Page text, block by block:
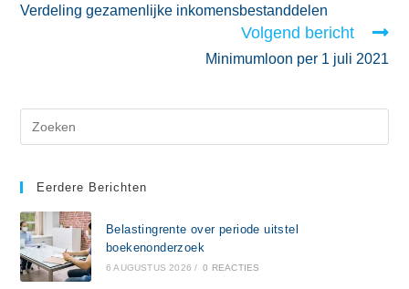
Verdeling gezamenlijke inkomensbestanddelen
Volgend bericht
Minimumloon per 1 juli 2021
Eerdere Berichten
Belastingrente over periode uitstel
boekenonderzoek
6 AUGUSTUS 2026 / 0 REACTIES